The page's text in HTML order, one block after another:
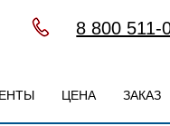
8 800 511-
ЦЕНА ЗАКАЗ